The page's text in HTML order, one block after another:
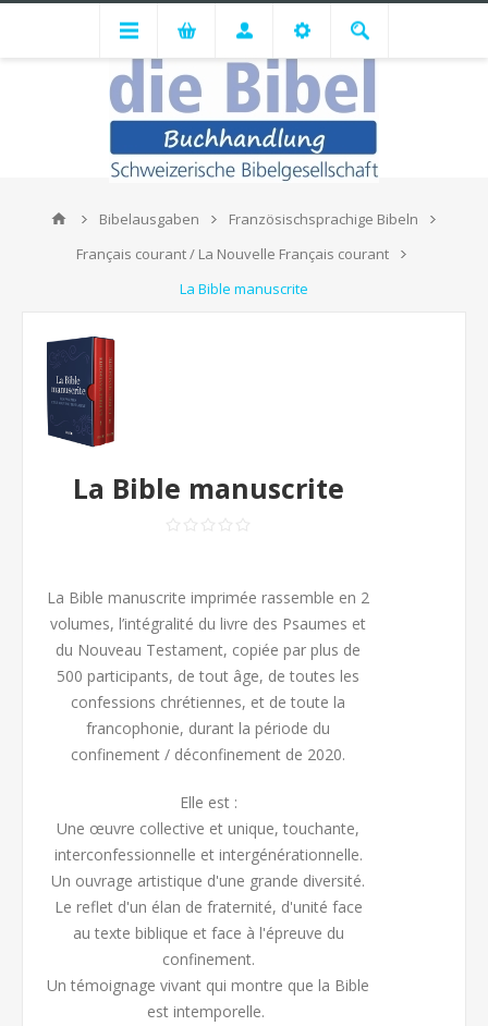
Bibelausgaben
Französischsprachige Bibeln
Français courant / La Nouvelle Français courant
La Bible manuscrite
La Bible manuscrite
La Bible manuscrite imprimée rassemble en 2
volumes, l’intégralité du livre des Psaumes et
du Nouveau Testament, copiée par plus de
500 participants, de tout âge, de toutes les
confessions chrétiennes, et de toute la
francophonie, durant la période du
confinement / déconfinement de 2020.
Elle est :
Une œuvre collective et unique, touchante,
interconfessionnelle et intergénérationnelle.
Un ouvrage artistique d'une grande diversité.
Le reflet d'un élan de fraternité, d'unité face
au texte biblique et face à l'épreuve du
confinement.
Un témoignage vivant qui montre que la Bible
est intemporelle.